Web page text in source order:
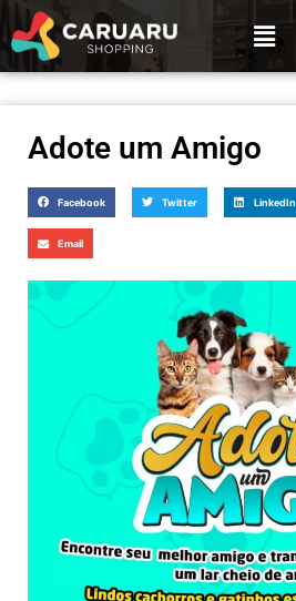
Adote um Amigo
Facebook Twitter LinkedIn
Email